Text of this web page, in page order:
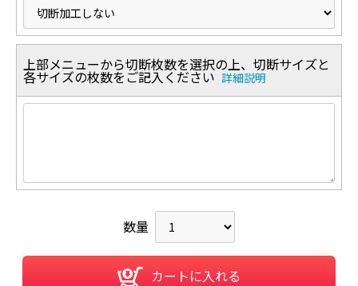
上部メニューから切断枚数を選択の上、切断サイズと
各サイズの枚数をご記入ください 詳細説明
数量
カートに入れる